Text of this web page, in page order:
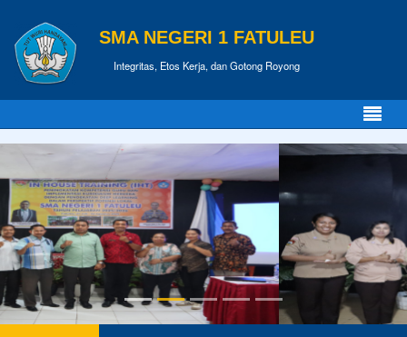
SMA NEGERI 1 FATULEU
Integritas, Etos Kerja, dan Gotong Royong